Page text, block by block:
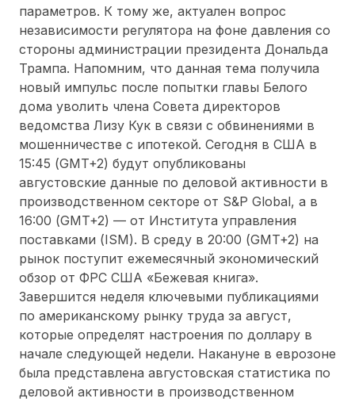
параметров. К тому же, актуален вопрос
независимости регулятора на фоне давления со
стороны администрации президента Дональда
Трампа. Напомним, что данная тема получила
новый импульс после попытки главы Белого
дома уволить члена Совета директоров
ведомства Лизу Кук в связи с обвинениями в
мошенничестве с ипотекой. Сегодня в США в
15:45 (GMT+2) будут опубликованы
августовские данные по деловой активности в
производственном секторе от S&P Global, а в
16:00 (GMT+2) — от Института управления
поставками (ISM). В среду в 20:00 (GMT+2) на
рынок поступит ежемесячный экономический
обзор от ФРС США «Бежевая книга».
Завершится неделя ключевыми публикациями
по американскому рынку труда за август,
которые определят настроения по доллару в
начале следующей недели. Накануне в еврозоне
была представлена августовская статистика по
деловой активности в производственном